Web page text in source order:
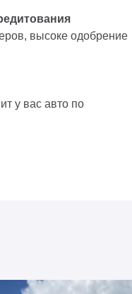
высоке одобрение
у вас авто по